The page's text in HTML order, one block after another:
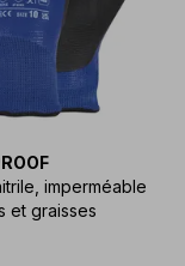
imperméable
et graisses